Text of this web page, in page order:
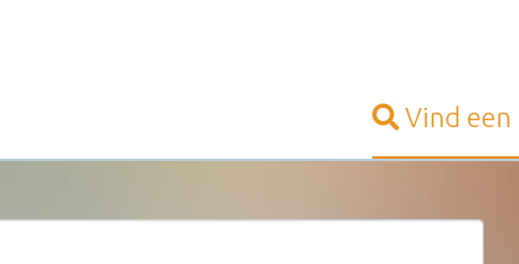
Vind een